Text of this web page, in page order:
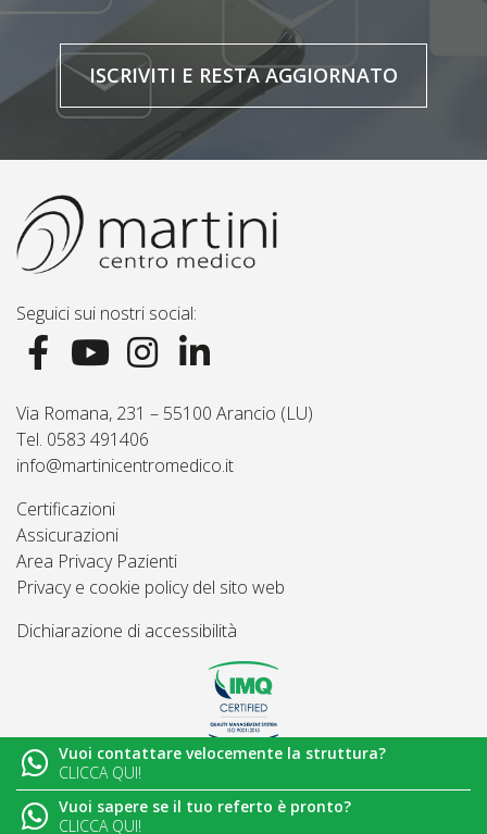
ISCRIVITI E RESTA AGGIORNATO
Seguici sui nostri social:
Via Romana, 231 – 55100 Arancio (LU)
Tel. 0583 491406
info@martinicentromedico.it
Certificazioni
Assicurazioni
Area Privacy Pazienti
Privacy e cookie policy del sito web
Dichiarazione di accessibilità
© 2026Martini Centro Medico - Lucca
Vuoi contattare velocemente la struttura?
CLICCA QUI!
Vuoi sapere se il tuo referto è pronto?
CLICCA QUI!